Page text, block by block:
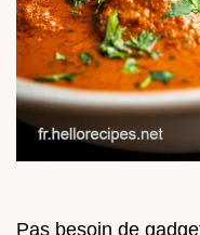
Pas besoin de